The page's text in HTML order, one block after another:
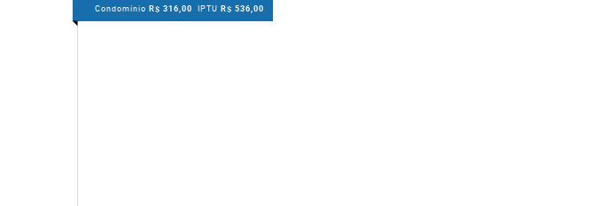
Condomínio R$ 316,00 IPTU R$ 536,00